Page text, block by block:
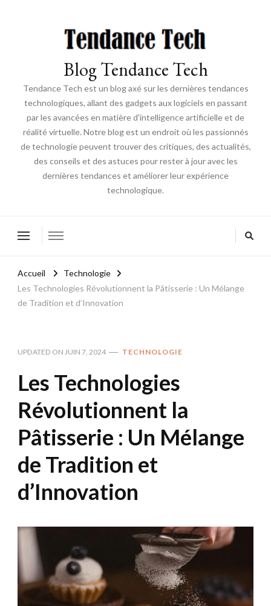
Blog Tendance Tech
Tendance Tech est un blog axé sur les dernières tendances
technologiques, allant des gadgets aux logiciels en passant
par les avancées en matière d'intelligence artificielle et de
réalité virtuelle. Notre blog est un endroit où les passionnés
de technologie peuvent trouver des critiques, des actualités,
des conseils et des astuces pour rester à jour avec les
dernières tendances et améliorer leur expérience
technologique.
Accueil
Technologie
Les Technologies Révolutionnent la Pâtisserie : Un Mélange
de Tradition et d’Innovation
UPDATED ON JUIN 7, 2024 TECHNOLOGIE
Les Technologies
Révolutionnent la
Pâtisserie : Un Mélange
de Tradition et
d’Innovation